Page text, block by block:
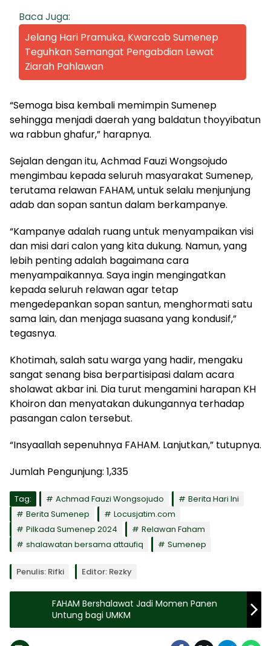
Baca Juga:
Jelang Hari Pramuka, Kwarcab Sumenep
Teguhkan Semangat Pengabdian Lewat
Ziarah Pahlawan
“Semoga bisa kembali memimpin Sumenep
sehingga menjadi daerah yang baldatun thoyyibatun
wa rabbun ghafur,” harapnya.
Sejalan dengan itu, Achmad Fauzi Wongsojudo
mengimbau kepada seluruh masyarakat Sumenep,
terutama relawan FAHAM, untuk selalu menjunjung
adab dan sopan santun dalam berkampanye.
“Kampanye adalah ruang untuk menyampaikan visi
dan misi dari calon yang kita dukung. Namun, yang
lebih penting adalah bagaimana cara
menyampaikannya. Saya ingin mengingatkan
kepada seluruh relawan agar tetap
mengedepankan sopan santun, menghormati satu
sama lain, dan menjaga suasana yang kondusif,”
tegasnya.
Khotimah, salah satu warga yang hadir, mengaku
sangat senang bisa berpartisipasi dalam acara
sholawat akbar ini. Dia turut mengamini harapan KH
Khoiron dan menyatakan dukungannya terhadap
pasangan calon tersebut.
“Insyaallah sepenuhnya FAHAM. Lanjutkan,” tutupnya.
Jumlah Pengunjung: 1,335
Tag: Achmad Fauzi Wongsojudo
Berita Hari Ini
Berita Sumenep
Locusjatim.com
Pilkada Sumenep 2024
Relawan Faham
shalawatan bersama attaufiq
Sumenep
Penulis: Rifki Editor: Rezky
FAHAM Bershalawat Jadi Momen Panen
Untung bagi UMKM